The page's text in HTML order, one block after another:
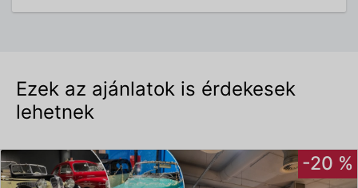
Ezek az ajánlatok is érdekesek
lehetnek
-20 %